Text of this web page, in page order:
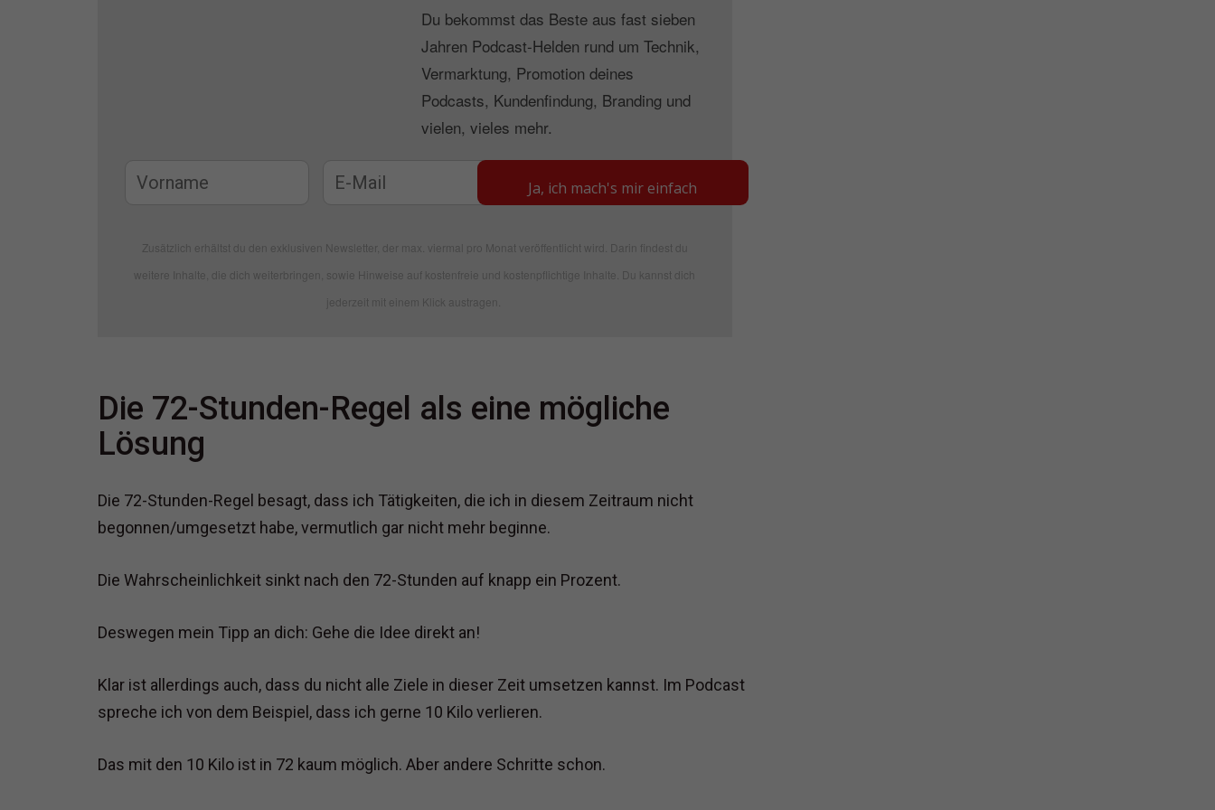
Du bekommst das Beste aus fast sieben
Jahren Podcast-Helden rund um Technik,
Vermarktung, Promotion deines
Podcasts, Kundenfindung, Branding und
vielen, vieles mehr.
Ja, ich mach's mir einfach
Zusätzlich erhältst du den exklusiven Newsletter, der max. viermal pro Monat veröffentlicht wird. Darin findest du
weitere Inhalte, die dich weiterbringen, sowie Hinweise auf kostenfreie und kostenpflichtige Inhalte. Du kannst dich
jederzeit mit einem Klick austragen.
Die 72-Stunden-Regel als eine mögliche
Lösung
Die 72-Stunden-Regel besagt, dass ich Tätigkeiten, die ich in diesem Zeitraum nicht
begonnen/umgesetzt habe, vermutlich gar nicht mehr beginne.
Die Wahrscheinlichkeit sinkt nach den 72-Stunden auf knapp ein Prozent.
Deswegen mein Tipp an dich: Gehe die Idee direkt an!
Klar ist allerdings auch, dass du nicht alle Ziele in dieser Zeit umsetzen kannst. Im Podcast
spreche ich von dem Beispiel, dass ich gerne 10 Kilo verlieren.
Das mit den 10 Kilo ist in 72 kaum möglich. Aber andere Schritte schon.